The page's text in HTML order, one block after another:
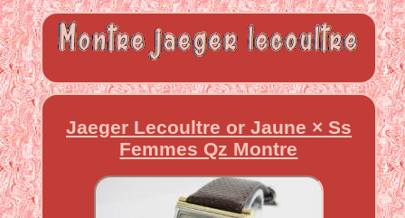
Jaeger Lecoultre or Jaune × Ss
Femmes Qz Montre